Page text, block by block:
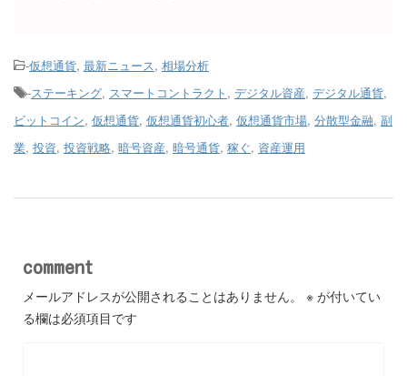
-仮想通貨, 最新ニュース, 相場分析
-ステーキング, スマートコントラクト , デジタル資産, デジタル通貨,
ビットコイン, 仮想通貨, 仮想通貨初心者, 仮想通貨市場, 分散型金融, 副
業, 投資, 投資戦略, 暗号資産, 暗号通貨, 稼ぐ, 資産運用
comment
メールアドレスが公開されることはありません。 ※ が付いてい
る欄は必須項目です